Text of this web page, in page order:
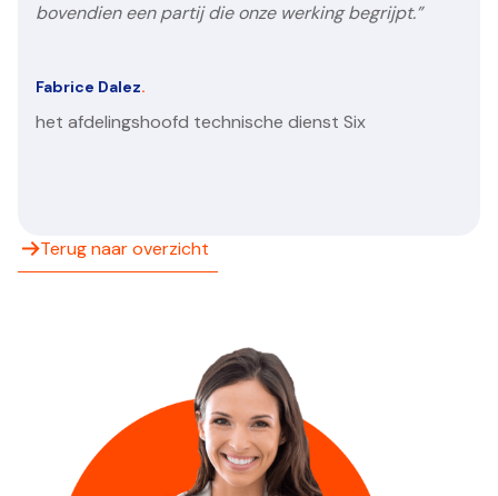
bovendien een partij die onze werking begrijpt.”
Fabrice Dalez.
het afdelingshoofd technische dienst Six
Terug naar overzicht